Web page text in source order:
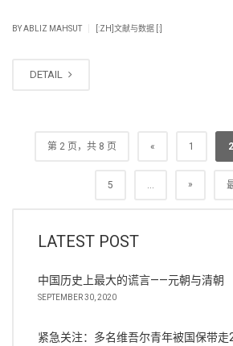
BYABLIZ MAHSUT [:ZH]文献与数据 [:]
DETAIL
第 2 页，共 8 页 « 1 2
5 ... »
LATEST POST
中国历史上最大的谎言——元朝与清朝
SEPTEMBER 30, 2020
紧急关注：多名维吾尔青年被国保带走